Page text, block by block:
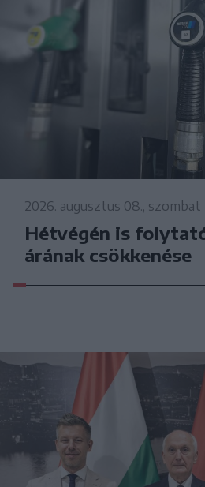
2026. augusztus 08., szombat
Hétvégén is
árának csökkenése